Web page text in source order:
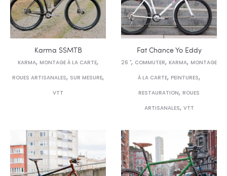
Karma SSMTB
KARMA, MONTAGE À LA CARTE,
ROUES ARTISANALES, SUR MESURE,
VTT
Fat Chance Yo Eddy
26 ", COMMUTER, KARMA, MONTAGE
À LA CARTE, PEINTURES,
RESTAURATION, ROUES
ARTISANALES, VTT